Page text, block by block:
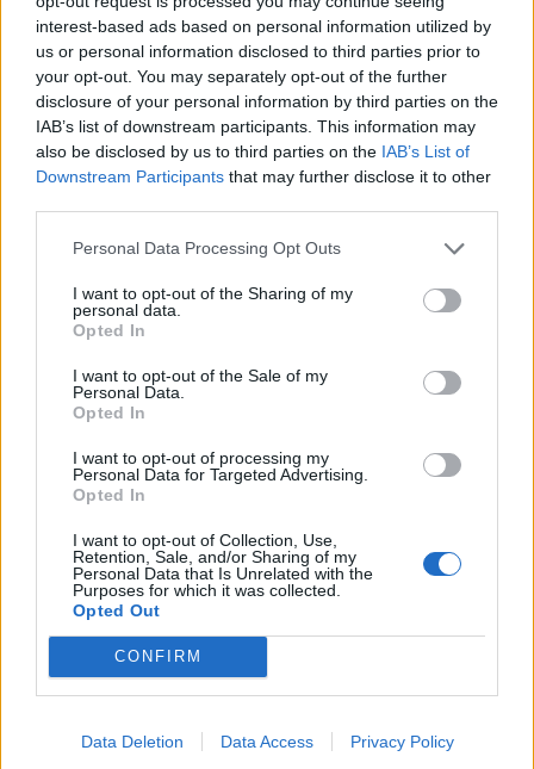
interest-based ads based on personal information utilized by
us or personal information disclosed to third parties prior to
your opt-out. You may separately opt-out of the further
disclosure of your personal information by third parties on the
IAB’s list of downstream participants. This information may
also be disclosed by us to third parties on the IAB’s List of
Downstream Participants that may further disclose it to other
Personal Data Processing Opt Outs
I want to opt-out of the Sharing of my
personal data.
Opted In
I want to opt-out of the Sale of my
Personal Data.
Opted In
I want to opt-out of processing my
Personal Data for Targeted Advertising.
Opted In
I want to opt-out of Collection, Use,
Retention, Sale, and/or Sharing of my
Personal Data that Is Unrelated with the
Purposes for which it was collected.
Opted Out
CONFIRM
Data Deletion Data Access Privacy Policy
Artigos Relacionados
Culinária
Filhós da Guarda com burrata
19/07/2026
Culinária
Pão de ló cremoso
Culinária
ARTIGOS MAIS POPULARES
Rui Oliveira mantém a camisola amarela